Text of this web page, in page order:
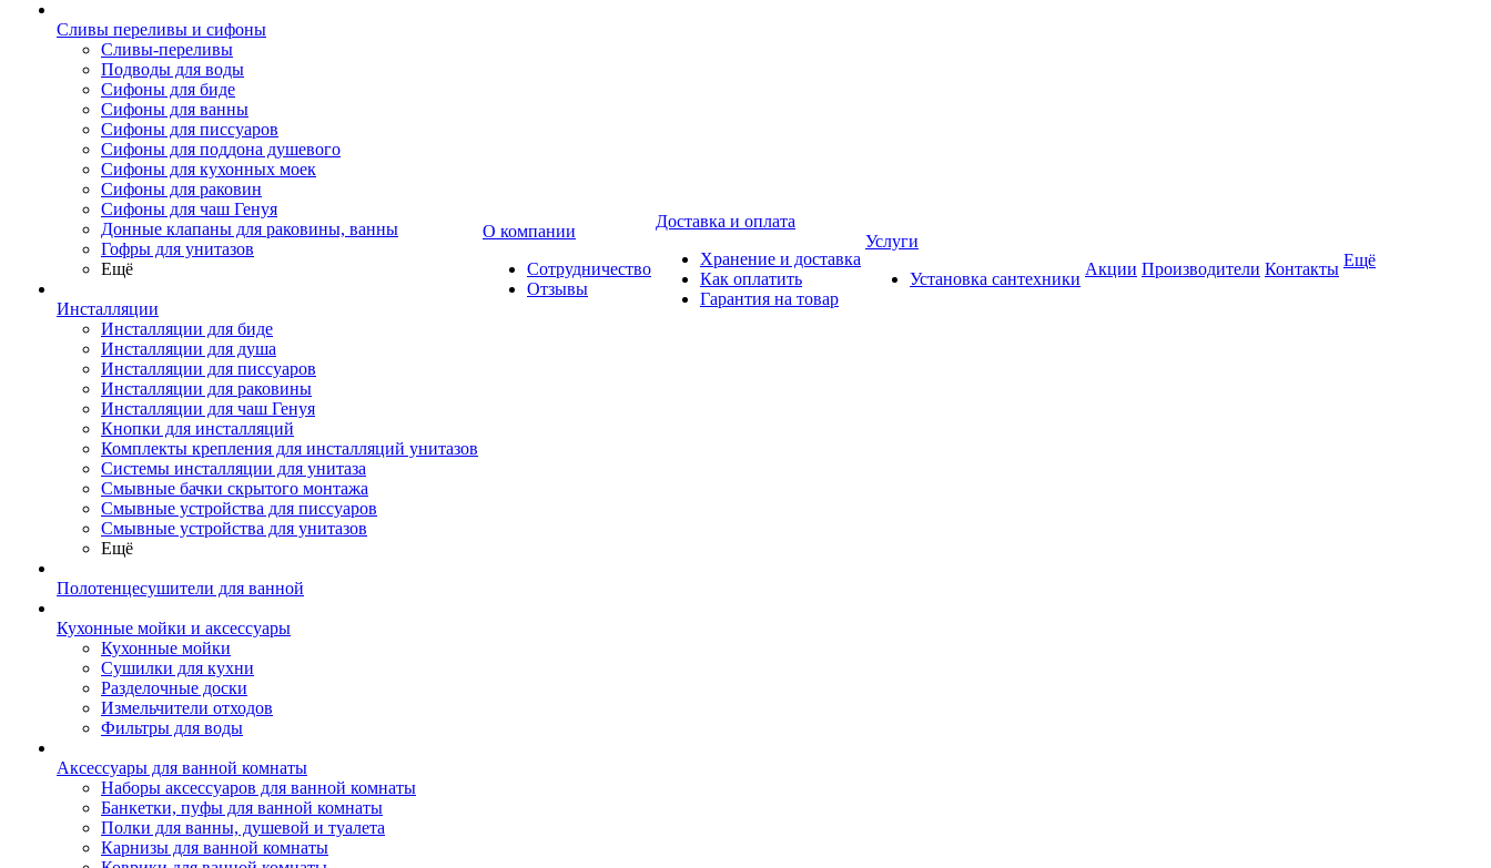
Сливы переливы и сифоны
Сливы-переливы
Подводы для воды
Сифоны для биде
Сифоны для ванны
Сифоны для писсуаров
Сифоны для поддона душевого
Сифоны для кухонных моек
Сифоны для раковин
Сифоны для чаш Генуя
Донные клапаны для раковины, ванны
Гофры для унитазов
Ещё
Инсталляции
Инсталляции для биде
Инсталляции для душа
Инсталляции для писсуаров
Инсталляции для раковины
Инсталляции для чаш Генуя
Кнопки для инсталляций
Комплекты крепления для инсталляций унитазов
Системы инсталляции для унитаза
Смывные бачки скрытого монтажа
Смывные устройства для писсуаров
Смывные устройства для унитазов
Ещё
Полотенцесушители для ванной
Кухонные мойки и аксессуары
Кухонные мойки
Сушилки для кухни
Разделочные доски
Измельчители отходов
Фильтры для воды
Аксессуары для ванной комнаты
Наборы аксессуаров для ванной комнаты
Банкетки, пуфы для ванной комнаты
Полки для ванны, душевой и туалета
Карнизы для ванной комнаты
О компании
Сотрудничество
Отзывы
Доставка и оплата
Хранение и доставка
Как оплатить
Гарантия на товар
Услуги
Установка сантехники
Акции Производители Контакты Ещё